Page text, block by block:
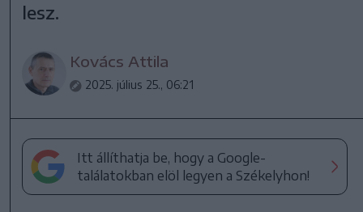
lesz.
Kovács Attila
2025. július 25., 06:21
Itt állíthatja be, hogy a Google-
találatokban elöl legyen a Székelyhon!